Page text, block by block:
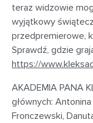
teraz widzowie
wyjątkowy
przedpremierowe,
Sprawdź, gdzie
https://
AKADEMIA PANA
głównych:
Fronczewski,